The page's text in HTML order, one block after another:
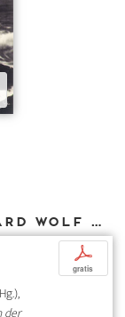
Weitere Texte von Gerhard Wolf bei DIAPHANES
der
p
gratis